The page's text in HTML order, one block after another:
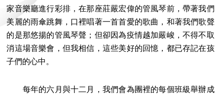
家音樂廳進行彩排，在那座莊嚴宏偉的管風琴前，帶著我們
美麗的雨傘跳舞，口裡唱著一首首愛的歌曲，和著我們歌聲
的是那悠揚的管風琴聲；但卻因為疫情越加嚴峻，不得不取
消這場音樂會，但我相信，這些美好的回憶，都已存記在孩
子們的心中。
每年的六月與十二月，我們會為團裡的每個班級舉辦成